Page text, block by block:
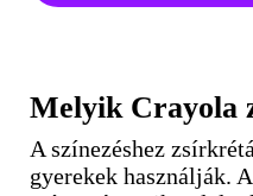
Melyik Crayola
A színezéshez
gyerekek használják.